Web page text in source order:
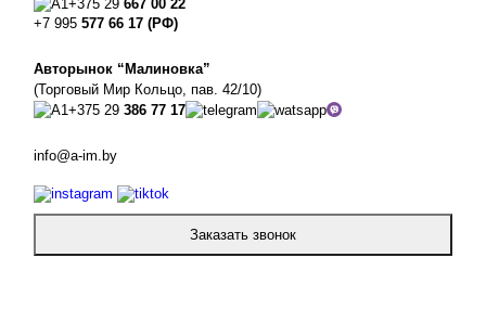
+375 29 667 00 22
+7 995 577 66 17 (РФ)
Авторынок “Малиновка”
(Торговый Мир Кольцо, пав. 42/10)
+375 29 386 77 17
info@a-im.by
Заказать звонок